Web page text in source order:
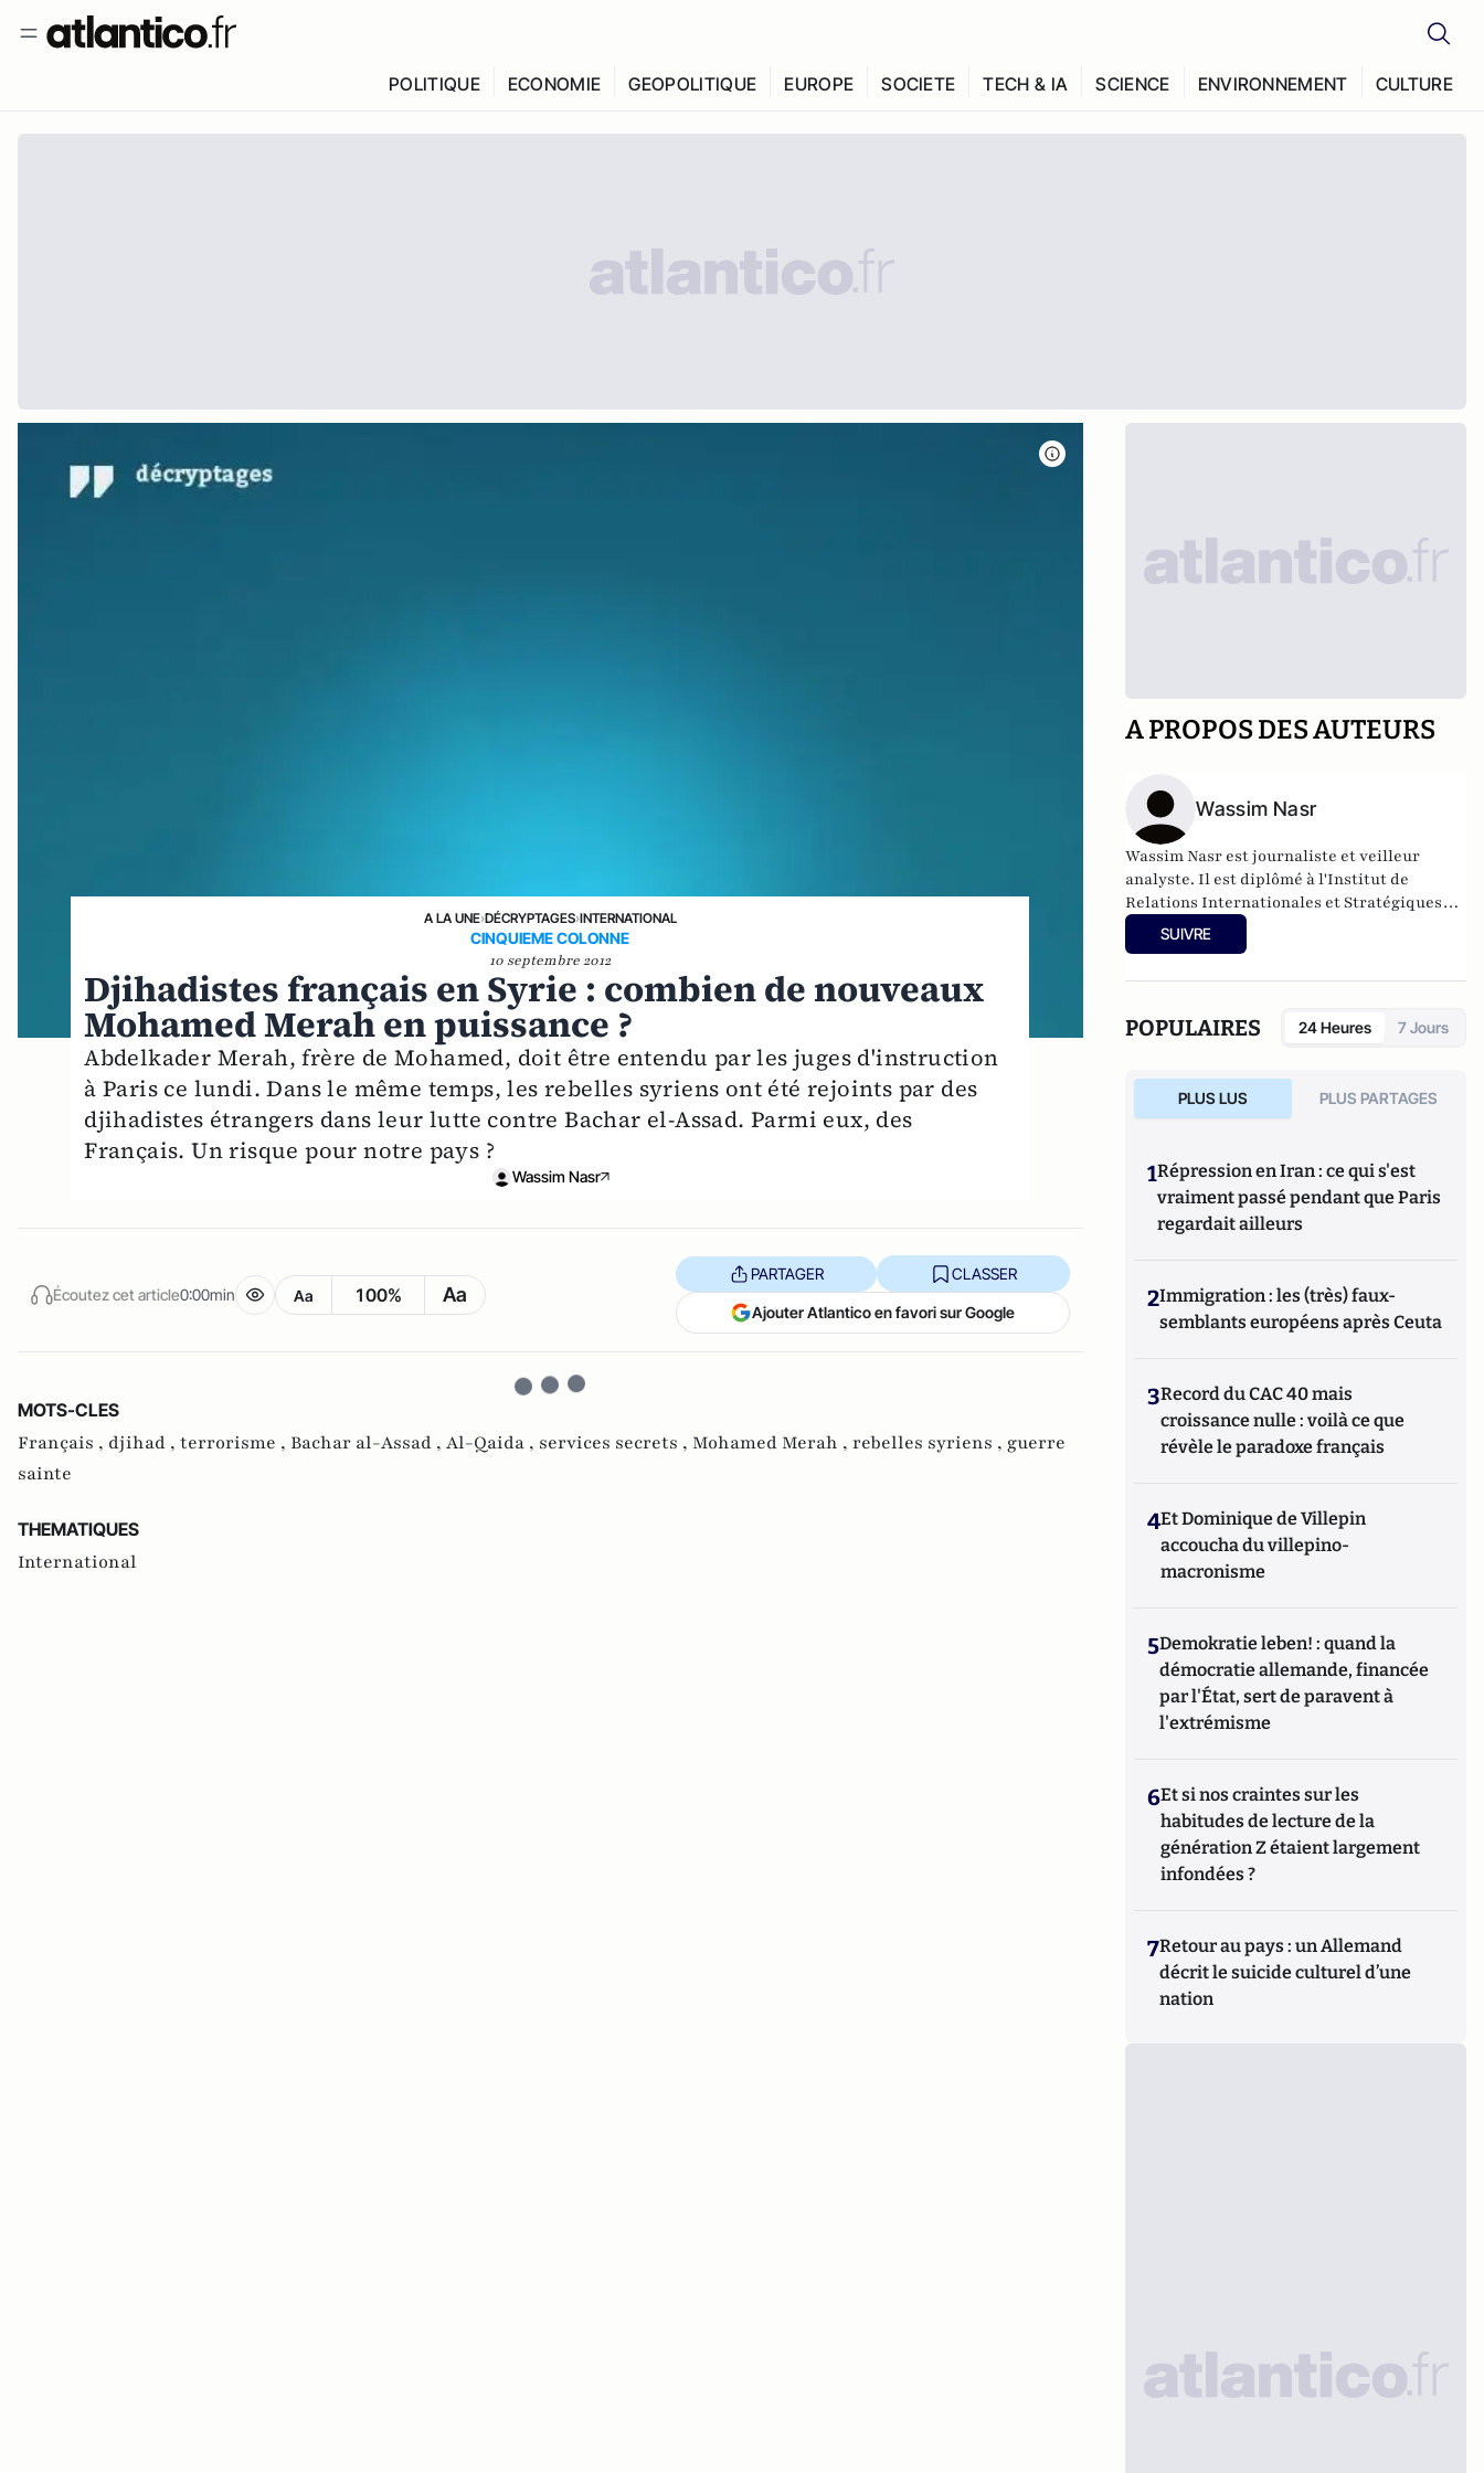
POLITIQUE ECONOMIE GEOPOLITIQUE EUROPE SOCIETE TECH & IA SCIENCE ENVIRONNEMENT CULTURE
A LA UNE›DÉCRYPTAGES›INTERNATIONAL
CINQUIEME COLONNE
10 septembre 2012
Djihadistes français en Syrie : combien de nouveaux
Mohamed Merah en puissance ?
Abdelkader Merah, frère de Mohamed, doit être entendu par les juges d'instruction
à Paris ce lundi. Dans le même temps, les rebelles syriens ont été rejoints par des
djihadistes étrangers dans leur lutte contre Bachar el-Assad. Parmi eux, des
Français. Un risque pour notre pays ?
Wassim Nasr
Écoutez cet article0:00min Aa 100% Aa
PARTAGER CLASSER
Ajouter Atlantico en favori sur Google
MOTS-CLES
Français , djihad , terrorisme , Bachar al-Assad , Al-Qaida , services secrets , Mohamed Merah , rebelles syriens , guerre
sainte
THEMATIQUES
International
A PROPOS DES AUTEURS
Wassim Nasr
Wassim Nasr est journaliste et veilleur
analyste. Il est diplômé à l'Institut de
Relations Internationales et Stratégiques
(IRIS) et du Centre d'Etudes Diplomatiques
et Stratégiques (CEDS).
SUIVRE
POPULAIRES 24 Heures 7 Jours
PLUS LUS PLUS PARTAGES
1Répression en Iran : ce qui s'est
vraiment passé pendant que Paris
regardait ailleurs
2Immigration : les (très) faux-
semblants européens après Ceuta
3Record du CAC 40 mais
croissance nulle : voilà ce que
révèle le paradoxe français
4Et Dominique de Villepin
accoucha du villepino-
macronisme
5Demokratie leben! : quand la
démocratie allemande, financée
par l'État, sert de paravent à
l'extrémisme
6Et si nos craintes sur les
habitudes de lecture de la
génération Z étaient largement
infondées ?
7Retour au pays : un Allemand
décrit le suicide culturel d’une
nation